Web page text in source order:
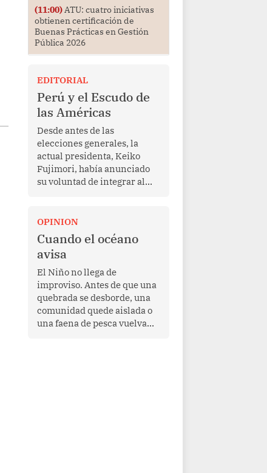
(11:00)ATU: cuatro iniciativas
obtienen certificación de
Buenas Prácticas en Gestión
Pública 2026
EDITORIAL
Perú y el Escudo de
las Américas
Desde antes de las
elecciones generales, la
actual presidenta, Keiko
Fujimori, había anunciado
su voluntad de integrar al
en marzo de este año por el
mandatario estadounidense
Donald Trump, con el fin de
enfrentar al crimen
transnacional organizado y
al tráfico de drogas.
OPINION
Cuando el océano
avisa
El Niño no llega de
improviso. Antes de que una
quebrada se desborde, una
comunidad quede aislada o
una faena de pesca vuelva